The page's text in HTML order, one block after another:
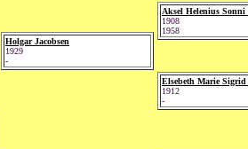
Holgar Jacobsen
1929
-
Aksel Helenius Sonni
1908
1958
Elsebeth Marie Sigrid
1912
-